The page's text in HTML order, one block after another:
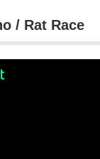
/ Rat Race